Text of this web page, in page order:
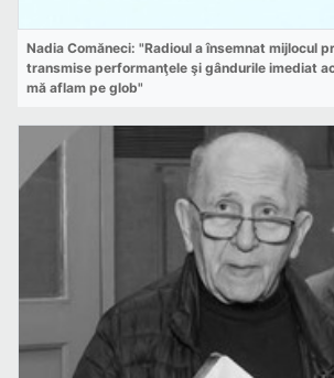
Nadia Comăneci: "Radioul a însemnat mijlocul
transmise performanţele şi gândurile imediat
mă aflam pe glob"